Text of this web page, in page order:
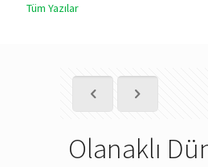
Tüm Yazılar
Olanaklı